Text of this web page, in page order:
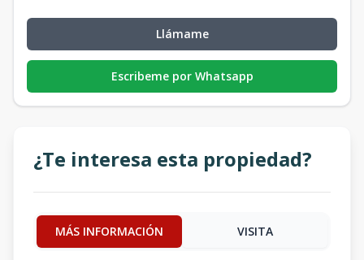
Llámame
Escribeme por Whatsapp
¿Te interesa esta propiedad?
MÁS INFORMACIÓN VISITA